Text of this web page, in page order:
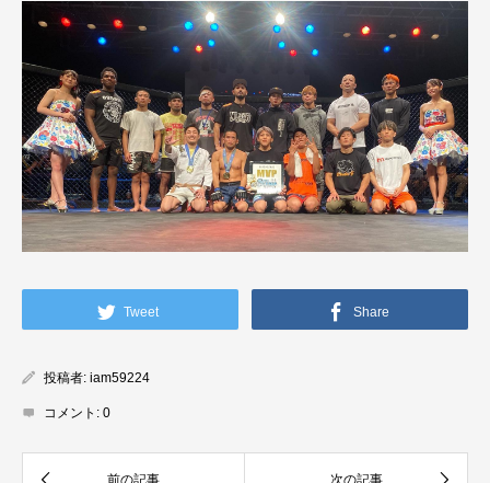
Tweet Share
投稿者: iam59224
コメント: 0